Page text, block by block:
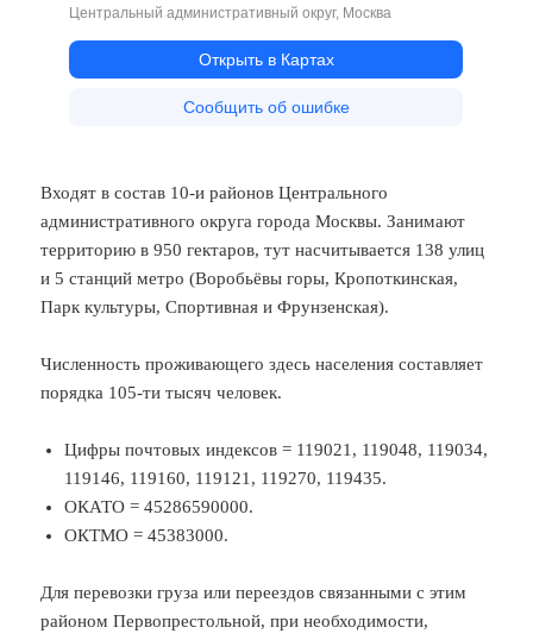
Входят в состав 10-и районов Центрального
административного округа города Москвы. Занимают
территорию в 950 гектаров, тут насчитывается 138 улиц
и 5 станций метро (Воробьёвы горы, Кропоткинская,
Парк культуры, Спортивная и Фрунзенская).
Численность проживающего здесь населения составляет
порядка 105-ти тысяч человек.
Цифры почтовых индексов = 119021, 119048, 119034,
119146, 119160, 119121, 119270, 119435.
ОКАТО = 45286590000.
ОКТМО = 45383000.
Для перевозки груза или переездов связанными с этим
районом Первопрестольной, при необходимости,